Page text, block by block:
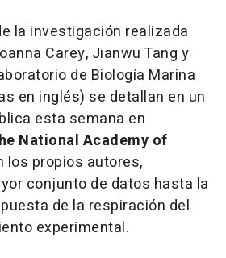
la investigación realizada
Carey, Jianwu Tang y
de Biología Marina
en inglés) se detallan en un
esta semana en
National Academy of
los propios autores,
conjunto de datos hasta la
de la respiración del
experimental.